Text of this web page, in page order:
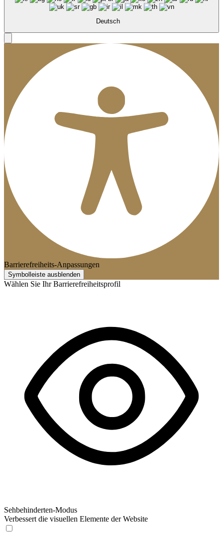
Deutsch
Barrierefreiheits-Anpassungen
Symbolleiste ausblenden
Wählen Sie Ihr Barrierefreiheitsprofil
Sehbehinderten-Modus
Verbessert die visuellen Elemente der Website